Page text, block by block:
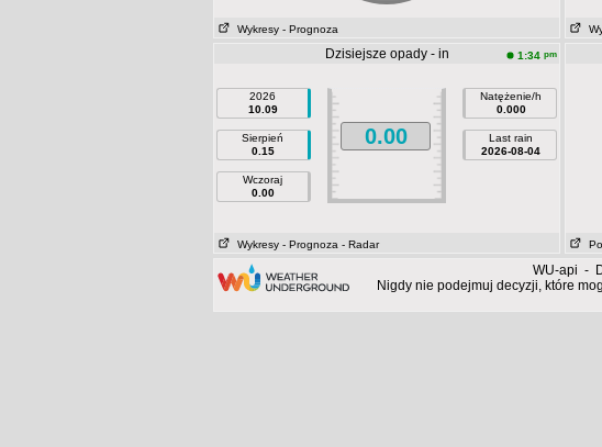
Wykresy - Prognoza
Dzisiejsze opady - in 1:34 pm
2026
10.09
Sierpień
0.15
Wczoraj
0.00
0.00
Natężenie/h
0.000
Last rain
2026-08-04
Wykresy - Prognoza - Radar
WU-api -
Nigdy nie podejmuj decyzji, które